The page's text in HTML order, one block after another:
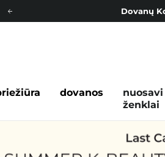
Dovanų
Nemokamas
dovanos
ženklai